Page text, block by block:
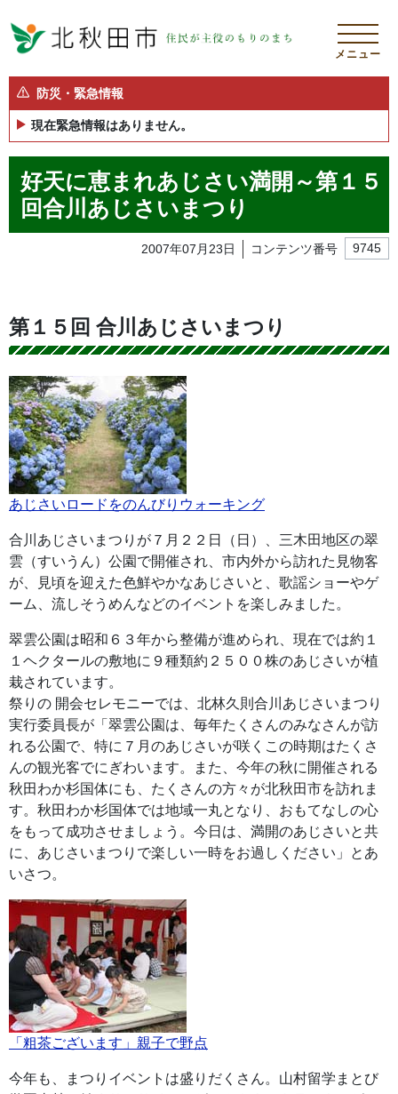
メニュー
防災・緊急情報
現在緊急情報はありません。
好天に恵まれあじさい満開～第１５
回合川あじさいまつり
2007年07月23日 コンテンツ番号 9745
第１５回 合川あじさいまつり
あじさいロードをのんびりウォーキング
合川あじさいまつりが７月２２日（日）、三木田地区の翠
雲（すいうん）公園で開催され、市内外から訪れた見物客
が、見頃を迎えた色鮮やかなあじさいと、歌謡ショーやゲ
ーム、流しそうめんなどのイベントを楽しみました。
翠雲公園は昭和６３年から整備が進められ、現在では約１
１ヘクタールの敷地に９種類約２５００株のあじさいが植
栽されています。
祭りの 開会セレモニーでは、北林久則合川あじさいまつり
実行委員長が「翠雲公園は、毎年たくさんのみなさんが訪
れる公園で、特に７月のあじさいが咲くこの時期はたくさ
んの観光客でにぎわいます。また、今年の秋に開催される
秋田わか杉国体にも、たくさんの方々が北秋田市を訪れま
す。秋田わか杉国体では地域一丸となり、おもてなしの心
をもって成功させましょう。今日は、満開のあじさいと共
に、あじさいまつりで楽しい一時をお過しください」とあ
いさつ。
「粗茶ございます」親子で野点
今年も、まつりイベントは盛りだくさん。山村留学まとび